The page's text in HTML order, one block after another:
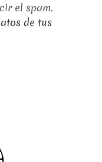
el spam.
de tus